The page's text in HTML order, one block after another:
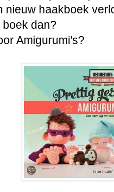
nieuw haakboek
dan?
Amigurumi's?